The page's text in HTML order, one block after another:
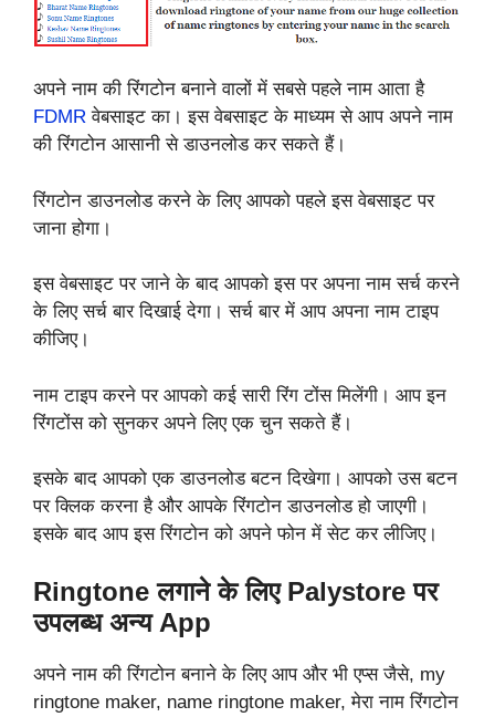
अपने नाम की रिंगटोन बनाने वालों में सबसे पहले नाम आता है
FDMR वेबसाइट का। इस वेबसाइट के माध्यम से आप अपने नाम
की रिंगटोन आसानी से डाउनलोड कर सकते हैं।
रिंगटोन डाउनलोड करने के लिए आपको पहले इस वेबसाइट पर
जाना होगा।
इस वेबसाइट पर जाने के बाद आपको इस पर अपना नाम सर्च करने
के लिए सर्च बार दिखाई देगा। सर्च बार में आप अपना नाम टाइप
कीजिए।
नाम टाइप करने पर आपको कई सारी रिंग टोंस मिलेंगी। आप इन
रिंगटोंस को सुनकर अपने लिए एक चुन सकते हैं।
इसके बाद आपको एक डाउनलोड बटन दिखेगा। आपको उस बटन
पर क्लिक करना है और आपके रिंगटोन डाउनलोड हो जाएगी।
इसके बाद आप इस रिंगटोन को अपने फोन में सेट कर लीजिए।
Ringtone लगाने के लिए Palystore पर
उपलब्ध अन्य App
अपने नाम की रिंगटोन बनाने के लिए आप और भी एप्स जैसे, my
ringtone maker, name ringtone maker, मेरा नाम रिंगटोन